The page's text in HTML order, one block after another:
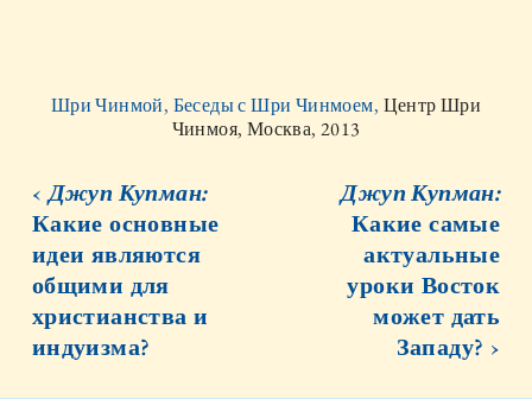
Шри Чинмой, Беседы с Шри Чинмоем, Центр Шри
Чинмоя, Москва, 2013
‹Джуп Купман:
Какие основные
идеи являются
общими для
христианства и
индуизма?
Джуп Купман:
Какие самые
актуальные
уроки Восток
может дать
Западу? ›